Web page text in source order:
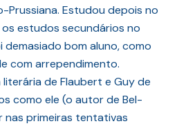
Prussiana. Estudou depois no
estudos secundários no
demasiado bom aluno, como
com arrependimento.
de Flaubert e Guy de
como ele (o autor de Bel-
nas primeiras tentativas